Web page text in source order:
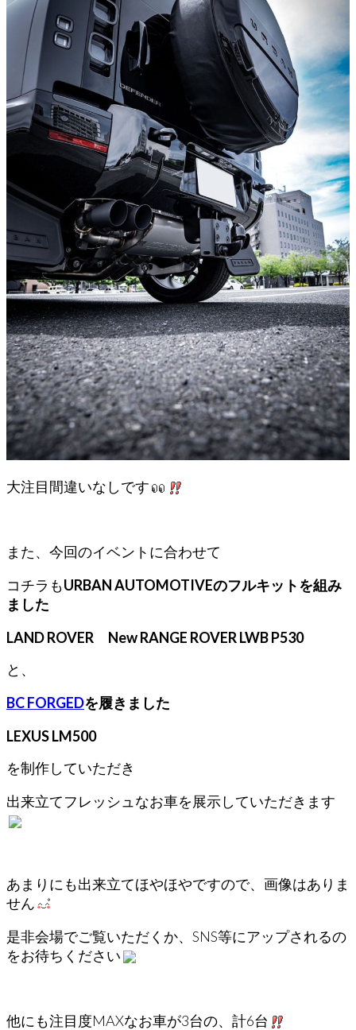
大注目間違いなしです
また、今回のイベントに合わせて
コチラもURBAN AUTOMOTIVEのフルキットを組み
ました
LAND ROVER New RANGE ROVER LWB P530
と、
BC FORGEDを履きました
LEXUS LM500
を制作していただき
出来立てフレッシュなお車を展示していただきます
あまりにも出来立てほやほやですので、画像はありま
せん
是非会場でご覧いただくか、SNS等にアップされるの
をお待ちください
他にも注目度MAXなお車が3台の、計6台